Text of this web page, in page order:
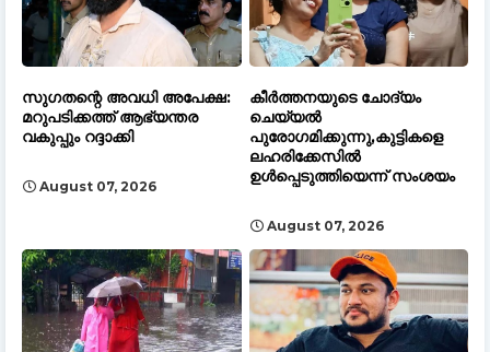
സുഗതന്റെ അവധി അപേക്ഷ:
മറുപടിക്കത്ത് ആഭ്യന്തര
വകുപ്പും റദ്ദാക്കി
August 07, 2026
കീർത്തനയുടെ ചോദ്യം
ചെയ്യൽ
പുരോഗമിക്കുന്നു,കുട്ടികളെ
ലഹരിക്കേസിൽ
ഉൾപ്പെടുത്തിയെന്ന് സംശയം
August 07, 2026